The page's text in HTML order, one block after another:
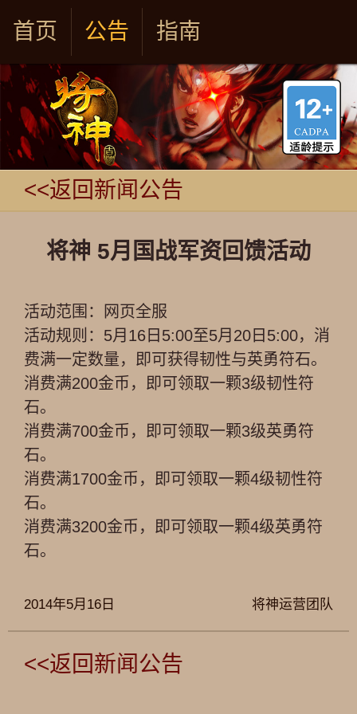
首页 公告 指南
<<返回新闻公告
将神 5月国战军资回馈活动
活动范围：网页全服
活动规则：5月16日5:00至5月20日5:00，消
费满一定数量，即可获得韧性与英勇符石。
消费满200金币，即可领取一颗3级韧性符
石。
消费满700金币，即可领取一颗3级英勇符
石。
消费满1700金币，即可领取一颗4级韧性符
石。
消费满3200金币，即可领取一颗4级英勇符
石。
将神运营团队
2014年5月16日
<<返回新闻公告